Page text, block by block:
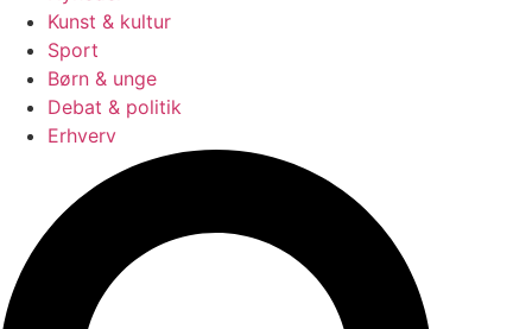
Kunst & kultur
Sport
Børn & unge
Debat & politik
Erhverv